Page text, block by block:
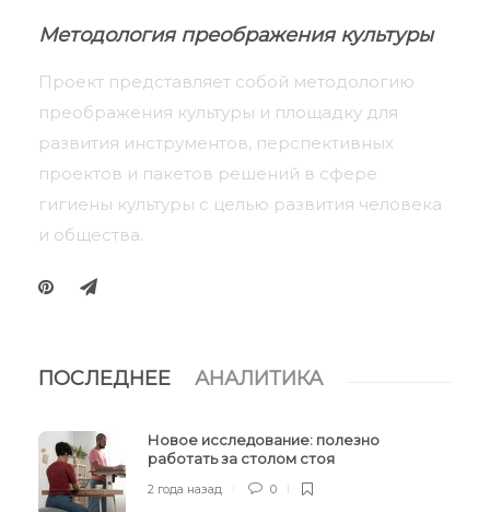
Методология преображения культуры
Проект представляет собой методологию
преображения культуры и площадку для
развития инструментов, перспективных
проектов и пакетов решений в сфере
гигиены культуры с целью развития человека
и общества.
ПОСЛЕДНЕЕ АНАЛИТИКА
Новое исследование: полезно
работать за столом стоя
2 года назад 0